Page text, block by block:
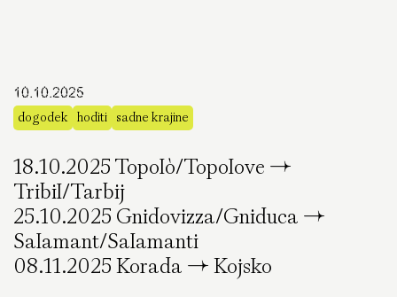
10.10.2025
dogodek hoditi sadne krajine
18.10.2025 Topolò/Topolove →
Tribil/Tarbij
25.10.2025 Gnidovizza/Gniduca →
Salamant/Salamanti
08.11.2025 Korada → Kojsko